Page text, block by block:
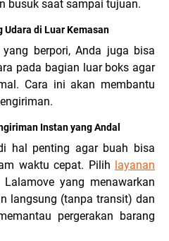
busuk saat sampai tujuan.
Udara di Luar Kemasan
berpori, Anda juga bisa
pada bagian luar boks agar
Cara ini akan membantu
Instan yang Andal
hal penting agar buah bisa
waktu cepat. Pilih layanan
Lalamove yang menawarkan
langsung (tanpa transit) dan
pergerakan barang